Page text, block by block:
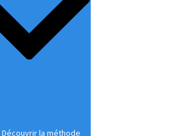
Découvrir la méthode